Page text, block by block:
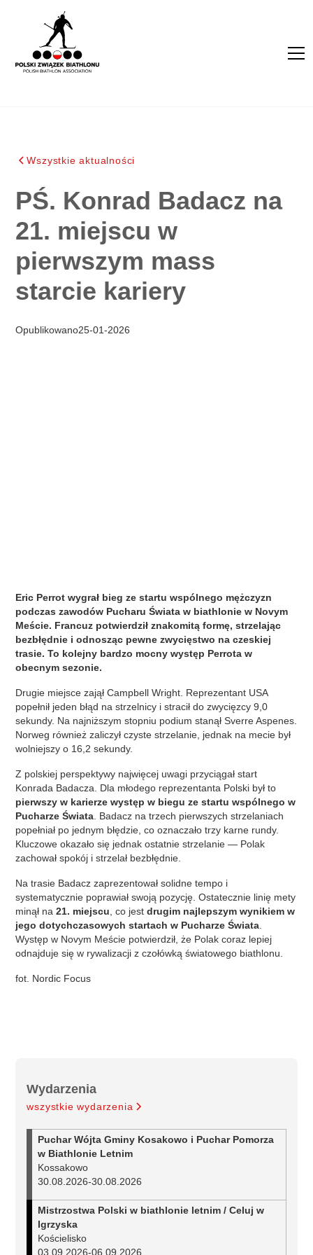
Wszystkie aktualności
PŚ. Konrad Badacz na
21. miejscu w
pierwszym mass
starcie kariery
Opublikowano25-01-2026
Wydarzenia
wszystkie wydarzenia
Puchar Wójta Gminy Kosakowo i Puchar Pomorza
w Biathlonie Letnim
Kossakowo
30.08.2026-30.08.2026
Mistrzostwa Polski w biathlonie letnim / Celuj w
Igrzyska
Kościelisko
03.09.2026-06.09.2026
Eric Perrot wygrał bieg ze startu wspólnego mężczyzn
podczas zawodów Pucharu Świata w biathlonie w Novym
Meście. Francuz potwierdził znakomitą formę, strzelając
bezbłędnie i odnosząc pewne zwycięstwo na czeskiej
trasie. To kolejny bardzo mocny występ Perrota w
obecnym sezonie.
Drugie miejsce zajął Campbell Wright. Reprezentant USA
popełnił jeden błąd na strzelnicy i stracił do zwycięzcy 9,0
sekundy. Na najniższym stopniu podium stanął Sverre Aspenes.
Norweg również zaliczył czyste strzelanie, jednak na mecie był
wolniejszy o 16,2 sekundy.
Z polskiej perspektywy najwięcej uwagi przyciągał start
Konrada Badacza. Dla młodego reprezentanta Polski był to
pierwszy w karierze występ w biegu ze startu wspólnego w
Pucharze Świata . Badacz na trzech pierwszych strzelaniach
popełniał po jednym błędzie, co oznaczało trzy karne rundy.
Kluczowe okazało się jednak ostatnie strzelanie — Polak
zachował spokój i strzelał bezbłędnie.
Na trasie Badacz zaprezentował solidne tempo i
systematycznie poprawiał swoją pozycję. Ostatecznie linię mety
minął na21. miejscu , co jestdrugim najlepszym wynikiem w
jego dotychczasowych startach w Pucharze Świata
Występ w Novym Meście potwierdził, że Polak coraz lepiej
odnajduje się w rywalizacji z czołówką światowego biathlonu.
fot. Nordic Focus